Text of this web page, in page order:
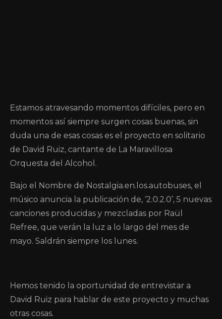
Estamos atravesando momentos difíciles, pero en
momentos así siempre surgen cosas buenas, sin
duda una de esas cosas es el proyecto en solitario
de David Ruiz, cantante de La Maravillosa
Orquesta del Alcohol.
Bajo el Nombre de Nostalgia.en.los.autobuses, el
músico anuncia la publicación de, ‘2.0.2.0’, 5 nuevas
canciones producidas y mezcladas por Raül
Refree, que verán la luz a lo largo del mes de
mayo. Saldrán siempre los lunes.
Hemos tenido la oportunidad de entrevistar a
David Ruiz para hablar de este proyecto y muchas
otras cosas.